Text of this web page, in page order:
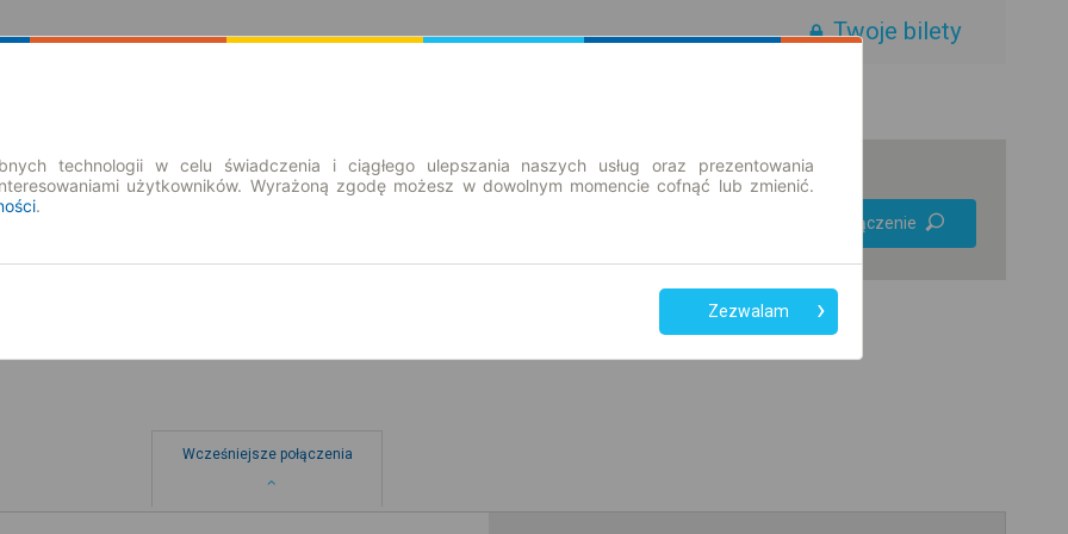
Twoje bilety
Znajdź połączenie
Wcześniejsze połączenia
technologii w celu świadczenia i ciągłego ulepszania naszych usług oraz prezentowania
użytkowników. Wyrażoną zgodę możesz w dowolnym momencie cofnąć lub zmienić.
.
Zezwalam